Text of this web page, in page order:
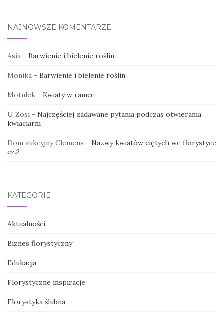
NAJNOWSZE KOMENTARZE
Asia - Barwienie i bielenie roślin
Monika - Barwienie i bielenie roślin
Motulek - Kwiaty w ramce
U Zosi - Najczęściej zadawane pytania podczas otwierania
kwiaciarni
Dom aukcyjny Clemens - Nazwy kwiatów ciętych we florystyce
cz.2
KATEGORIE
Aktualności
Biznes florystyczny
Edukacja
Florystyczne inspiracje
Florystyka ślubna